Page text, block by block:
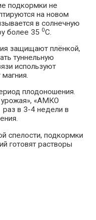
подкормки не
на новом
в солнечную
более 35 0С.
защищают плёнкой,
туннельную
используют
плодоношения.
урожая», «АМКО
в 3-4 недели в
спелости, подкормки
готовят растворы